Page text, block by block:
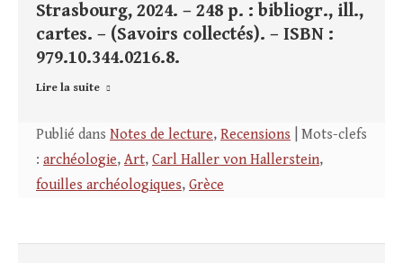
Strasbourg, 2024. – 248 p. : bibliogr., ill.,
cartes. – (Savoirs collectés). – ISBN :
979.10.344.0216.8.
Lire la suite
Publié dans Notes de lecture, Recensions | Mots-clefs
: archéologie, Art, Carl Haller von Hallerstein,
fouilles archéologiques, Grèce